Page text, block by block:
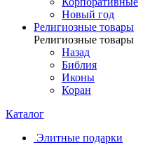
Новый год
Религиозные товары
Религиозные товары
Назад
Библия
Иконы
Коран
Каталог
Элитные подарки